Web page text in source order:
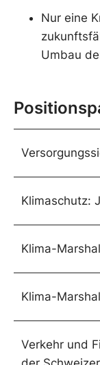
Nur eine
Umbau
Klimaschutz:
Klima-
Klima-
Verkehr und